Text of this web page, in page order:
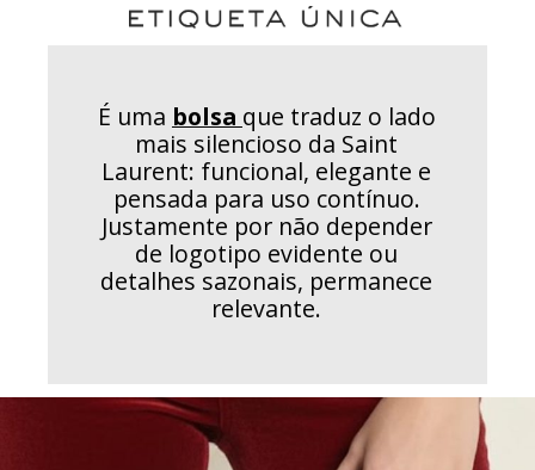
É uma bolsa que traduz o lado
mais silencioso da Saint
Laurent: funcional, elegante e
pensada para uso contínuo.
Justamente por não depender
de logotipo evidente ou
detalhes sazonais, permanece
relevante.